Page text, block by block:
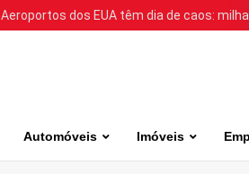
Aeroportos dos EUA têm dia de caos:
Automóveis Imóveis